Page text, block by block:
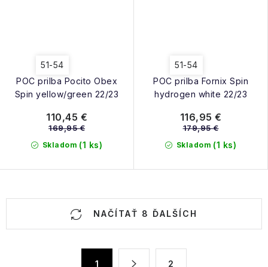
POC prilba Pocito Obex
Spin yellow/green 22/23
51-54
Skladom (1 ks)
110,45 €
169,95 €
POC prilba Fornix Spin
hydrogen white 22/23
51-54
Skladom (1 ks)
116,95 €
179,95 €
NAČÍTAŤ 8 ĎALŠÍCH
1 2